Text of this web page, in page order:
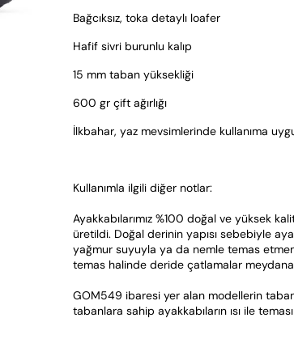
Bağcıksız, toka detaylı loafer
Hafif sivri burunlu kalıp
15 mm taban yüksekliği
600 gr çift ağırlığı
İlkbahar, yaz mevsimlerinde kullanıma
Kullanımla ilgili diğer notlar:
Ayakkabılarımız %100 doğal ve yüksek
üretildi. Doğal derinin yapısı sebebiyle
yağmur suyuyla ya da nemle temas
temas halinde deride çatlamalar
GOM549 ibaresi yer alan modellerin
tabanlara sahip ayakkabıların ısı ile